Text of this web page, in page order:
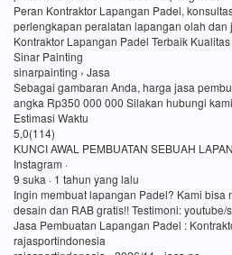
Peran Kontraktor Lapangan Padel,
perlengkapan peralatan lapangan olah dan
Kontraktor Lapangan Padel Terbaik
Sinar Painting
sinarpainting › Jasa
Sebagai gambaran Anda, harga jasa
angka Rp350 000 000 Silakan hubungi
Estimasi Waktu
5,0(114)
KUNCI AWAL PEMBUATAN SEBUAH
Instagram ·
9 suka · 1 tahun yang lalu
Ingin membuat lapangan Padel? Kami bisa
desain dan RAB gratis!! Testimoni: youtube/
Jasa Pembuatan Lapangan Padel :
rajasportindonesia